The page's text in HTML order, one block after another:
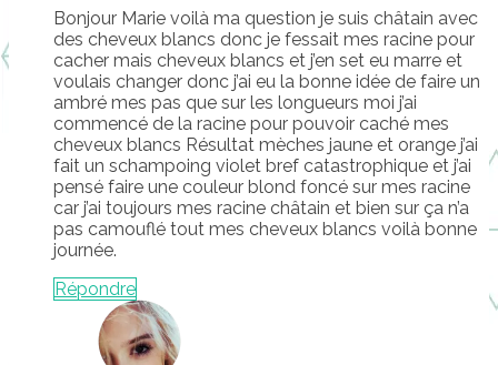
Bonjour Marie voilà ma question je suis châtain avec
des cheveux blancs donc je fessait mes racine pour
cacher mais cheveux blancs et j’en set eu marre et
voulais changer donc j’ai eu la bonne idée de faire un
ambré mes pas que sur les longueurs moi j’ai
commencé de la racine pour pouvoir caché mes
cheveux blancs Résultat mèches jaune et orange j’ai
fait un schampoing violet bref catastrophique et j’ai
pensé faire une couleur blond foncé sur mes racine
car j’ai toujours mes racine châtain et bien sur ça n’a
pas camouflé tout mes cheveux blancs voilà bonne
journée.
Répondre